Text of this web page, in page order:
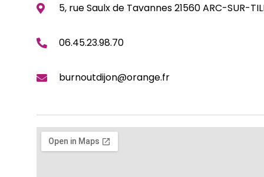
5, rue Saulx de Tavannes 21560 ARC-SUR-
06.45.23.98.70
burnoutdijon@orange.fr